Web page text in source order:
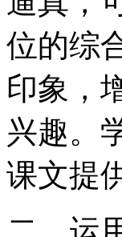
位的综
印象，
兴趣。
课文提